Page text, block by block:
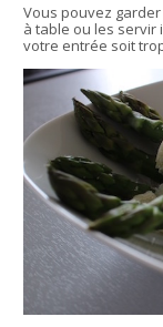
Vous pouvez
à table ou les servir
votre entrée soit